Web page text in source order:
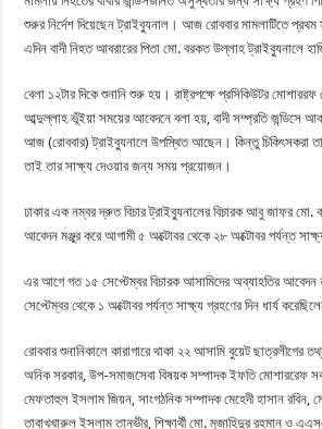
শুরুর নির্দেশ দিয়েছেন ট্রাইব্যুনাল। আজ রোববার মামলাটিতে প্রথম
এদিন বাদী নিহত আবরারের পিতা মো. বরকত উল্লাহ ট্রাইব্যুনালে
বেলা ১২টার দিকে শুনানি শুরু হয়। রাষ্ট্রপক্ষে প্রসিকিউটর
আব্দুল্লাহ ভূঁইয়া সময়ের আবেদনে বলা হয়, বাদী সম্প্রতি জন্ডিসে
আজ (রোববার) ট্রাইব্যুনালে উপস্থিত আছেন। কিন্তু চিকিৎসকরা
তাই তার সাক্ষ্য দেওয়ার জন্য সময় প্রয়োজন।
ঢাকার এক নম্বর দ্রুত বিচার ট্রাইব্যুনালের বিচারক আবু জাফর মো.
আবেদন মঞ্জুর করে আগামী ৫ অক্টোবর থেকে ২৮ অক্টোবর পর্যন্ত
এর আগে গত ১৫ সেপ্টেম্বর বিচারক আসামিদের অব্যাহতির আবেদন
সেপ্টেম্বর থেকে ১ অক্টোবর পর্যন্ত সাক্ষ্য গ্রহণের দিন ধার্য
রোববার শুনানিকালে কারাগারে থাকা ২২ আসামি বুয়েট ছাত্রলীগের
অনিক সরকার, উপ-সমাজসেবা বিষয়ক সম্পাদক ইফতি মোশাররেফ
মেফতাহুল ইসলাম জিয়ন, সাংগঠনিক সম্পাদক মেহেদী হাসান রবিন,
তাবাখখারুল ইসলাম তানভীর, শিক্ষার্থী মো. মুজাহিদুর রহমান ও